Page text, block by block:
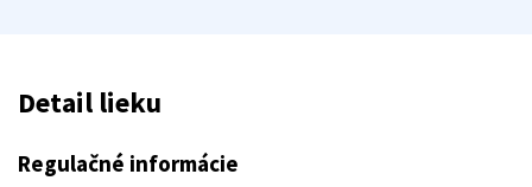
Detail lieku
Regulačné informácie